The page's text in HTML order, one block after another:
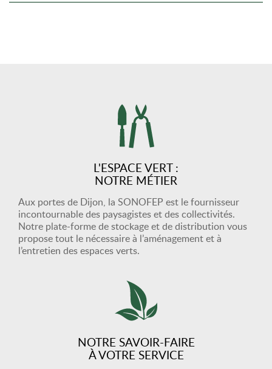
L'ESPACE VERT :
NOTRE MÉTIER
Aux portes de Dijon, la SONOFEP est le fournisseur
incontournable des paysagistes et des collectivités.
Notre plate-forme de stockage et de distribution vous
propose tout le nécessaire à l’aménagement et à
l’entretien des espaces verts.
NOTRE SAVOIR-FAIRE
À VOTRE SERVICE